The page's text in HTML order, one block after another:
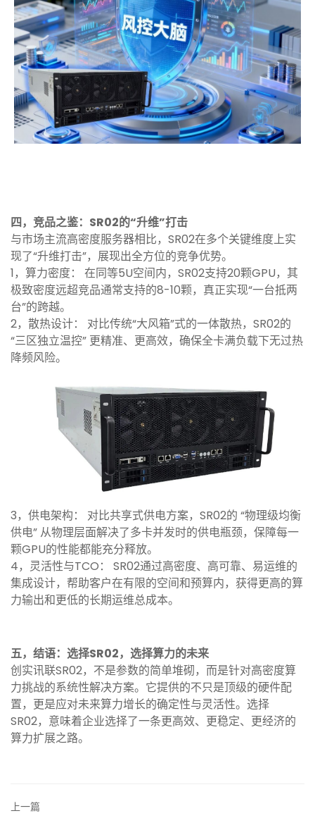
四， 竞品之鉴：SR02的“升维”打击
与市场主流高密度服务器相比，SR02在多个关键维度上实
现了“升维打击”，展现出全方位的竞争优势。
1，算力密度： 在同等5U空间内，SR02支持20颗GPU，其
极致密度远超竞品通常支持的8-10颗，真正实现“一台抵两
台”的跨越。
2，散热设计： 对比传统“大风箱”式的一体散热，SR02的
“三区独立温控” 更精准、更高效，确保全卡满负载下无过热
降频风险。
3，供电架构： 对比共享式供电方案，SR02的 “物理级均衡
供电” 从物理层面解决了多卡并发时的供电瓶颈，保障每一
颗GPU的性能都能充分释放。
4，灵活性与TCO： SR02通过高密度、高可靠、易运维的
集成设计，帮助客户在有限的空间和预算内，获得更高的算
力输出和更低的长期运维总成本。
五，结语：选择SR02，选择算力的未来
创实讯联SR02，不是参数的简单堆砌，而是针对高密度算
力挑战的系统性解决方案。它提供的不只是顶级的硬件配
置，更是应对未来算力增长的确定性与灵活性。选择
SR02，意味着企业选择了一条更高效、更稳定、更经济的
算力扩展之路。
上一篇